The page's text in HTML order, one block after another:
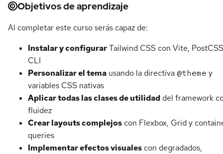
Objetivos de aprendizaje
Al completar este curso serás capaz de:
Instalar y configurarTailwind CSS con Vite,
CLI
Personalizar el tema usando la directiva@theme y
variables CSS nativas
Aplicar todas las clases de utilidad del framework
fluidez
Crear layouts complejos con Flexbox, Grid y
queries
Implementar efectos visuales con degradados,